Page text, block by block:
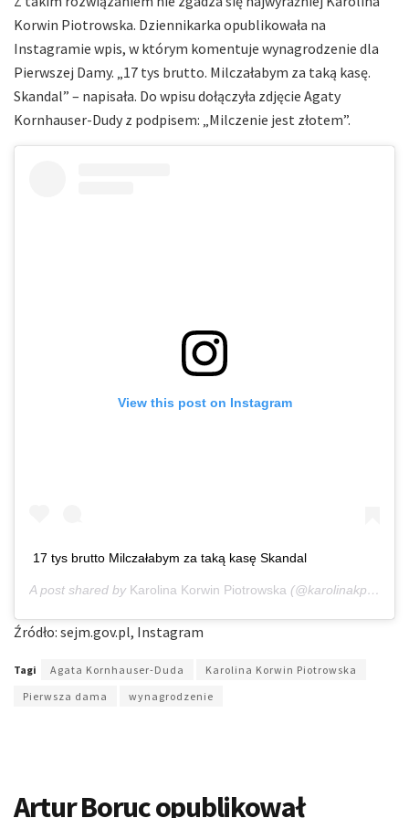
Korwin Piotrowska. Dziennikarka opublikowała na
Instagramie wpis, w którym komentuje wynagrodzenie dla
Pierwszej Damy. „17 tys brutto. Milczałabym za taką kasę.
Skandal” – napisała. Do wpisu dołączyła zdjęcie Agaty
Kornhauser-Dudy z podpisem: „Milczenie jest złotem”.
View this post on Instagram
17 tys brutto Milczałabym za taką kasę Skandal
A post shared by Karolina Korwin Piotrowska (@karolinakp) on
Źródło: sejm.gov.pl, Instagram
Tagi Agata Kornhauser-Duda
Karolina Korwin Piotrowska
Pierwsza dama
wynagrodzenie
Artur Boruc opublikował